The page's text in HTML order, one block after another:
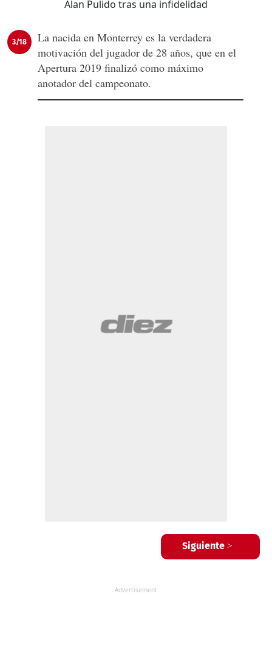
3/18
La nacida en Monterrey es la verdadera
motivación del jugador de 28 años, que en el
Apertura 2019 finalizó como máximo
anotador del campeonato.
Siguiente >